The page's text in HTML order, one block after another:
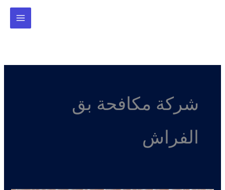
شركة مكافحة بق
الفراش